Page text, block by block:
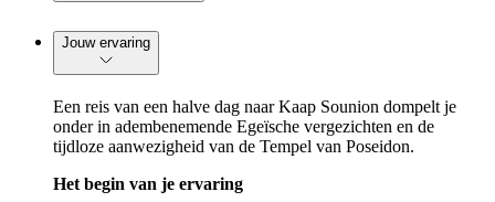
Jouw ervaring
Een reis van een halve dag naar Kaap Sounion dompelt je
onder in adembenemende Egeïsche vergezichten en de
tijdloze aanwezigheid van de Tempel van Poseidon.
Het begin van je ervaring